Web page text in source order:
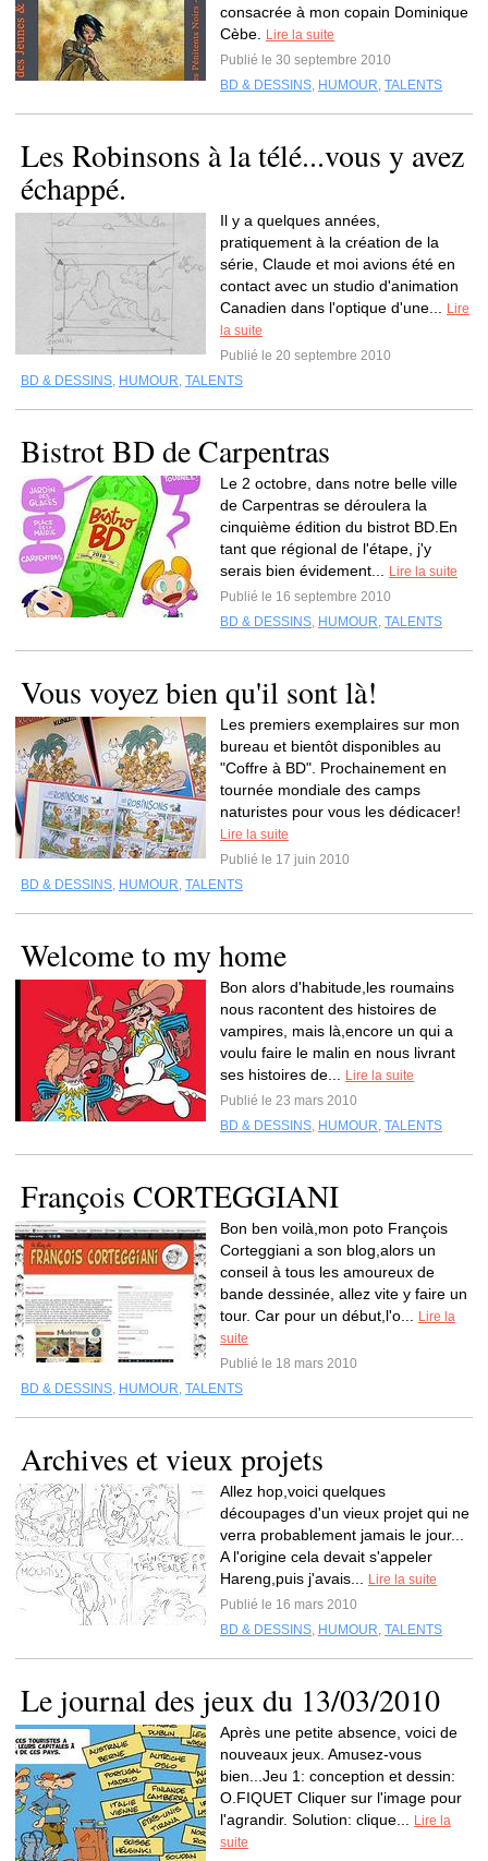
consacrée à mon copain Dominique
Cèbe.
Lire la suite
Publié le 30 septembre 2010
BD & DESSINS, HUMOUR, TALENTS
Les Robinsons à la télé...vous y avez
échappé.
Il y a quelques années,
pratiquement à la création de la
série, Claude et moi avions été en
contact avec un studio d'animation
Canadien dans l'optique d'une...
Lire
la suite
Publié le 20 septembre 2010
BD & DESSINS, HUMOUR, TALENTS
Bistrot BD de Carpentras
Le 2 octobre, dans notre belle ville
de Carpentras se déroulera la
cinquième édition du bistrot BD.En
tant que régional de l'étape, j'y
serais bien évidement...
Lire la suite
Publié le 16 septembre 2010
BD & DESSINS, HUMOUR, TALENTS
Vous voyez bien qu'il sont là!
Les premiers exemplaires sur mon
bureau et bientôt disponibles au
"Coffre à BD". Prochainement en
tournée mondiale des camps
naturistes pour vous les dédicacer!
Lire la suite
Publié le 17 juin 2010
BD & DESSINS, HUMOUR, TALENTS
Welcome to my home
Bon alors d'habitude,les roumains
nous racontent des histoires de
vampires, mais là,encore un qui a
voulu faire le malin en nous livrant
ses histoires de...
Lire la suite
Publié le 23 mars 2010
BD & DESSINS, HUMOUR, TALENTS
François CORTEGGIANI
Bon ben voilà,mon poto François
Corteggiani a son blog,alors un
conseil à tous les amoureux de
bande dessinée, allez vite y faire un
tour. Car pour un début,l'o...
Lire la
suite
Publié le 18 mars 2010
BD & DESSINS, HUMOUR, TALENTS
Archives et vieux projets
Allez hop,voici quelques
découpages d'un vieux projet qui ne
verra probablement jamais le jour...
A l'origine cela devait s'appeler
Hareng,puis j'avais...
Lire la suite
Publié le 16 mars 2010
BD & DESSINS, HUMOUR, TALENTS
Le journal des jeux du 13/03/2010
Après une petite absence, voici de
nouveaux jeux. Amusez-vous
bien...Jeu 1: conception et dessin:
O.FIQUET Cliquer sur l'image pour
l'agrandir. Solution: clique...
Lire la
suite